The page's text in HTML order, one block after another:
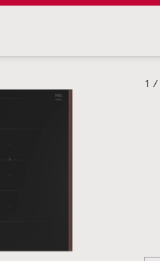
1 /